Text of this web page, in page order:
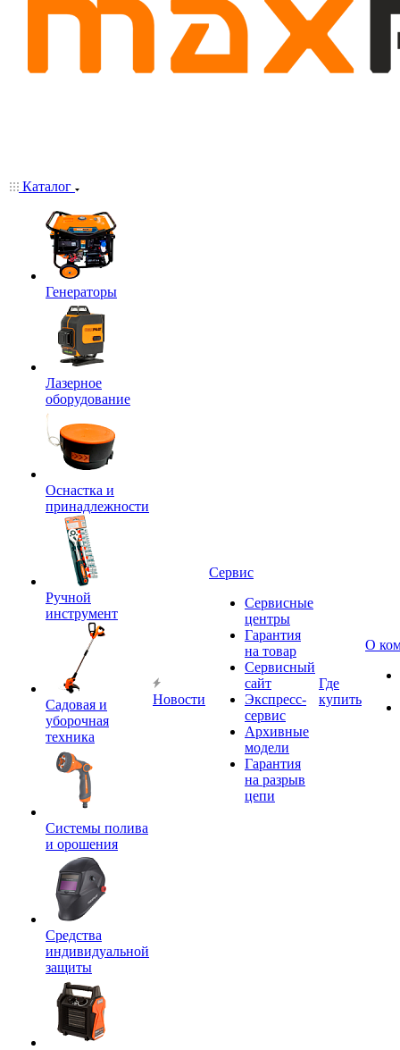
Каталог
Генераторы
Лазерное
оборудование
Оснастка и
принадлежности
Ручной
инструмент
Садовая и
уборочная
техника
Системы полива
и орошения
Средства
индивидуальной
защиты
Новости
Сервис
Сервисные
центры
Гарантия
на товар
Сервисный
сайт
Экспресс-
сервис
Архивные
модели
Гарантия
на разрыв
цепи
Где
купить
О